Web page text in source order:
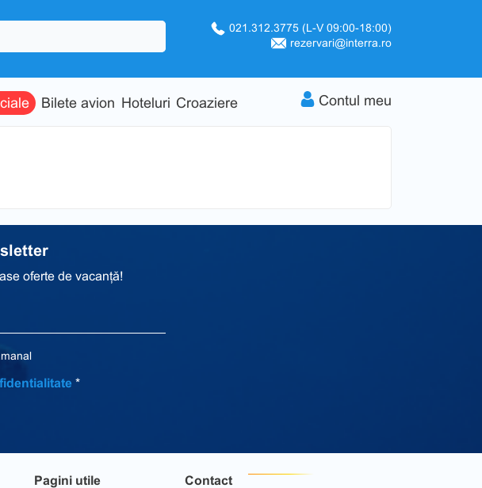
021.312.3775 (L-V 09:00-18:00)
rezervari@interra.ro
Bilete avion Hoteluri Croaziere Contul meu
oferte de vacanță!
*
Pagini utile Contact